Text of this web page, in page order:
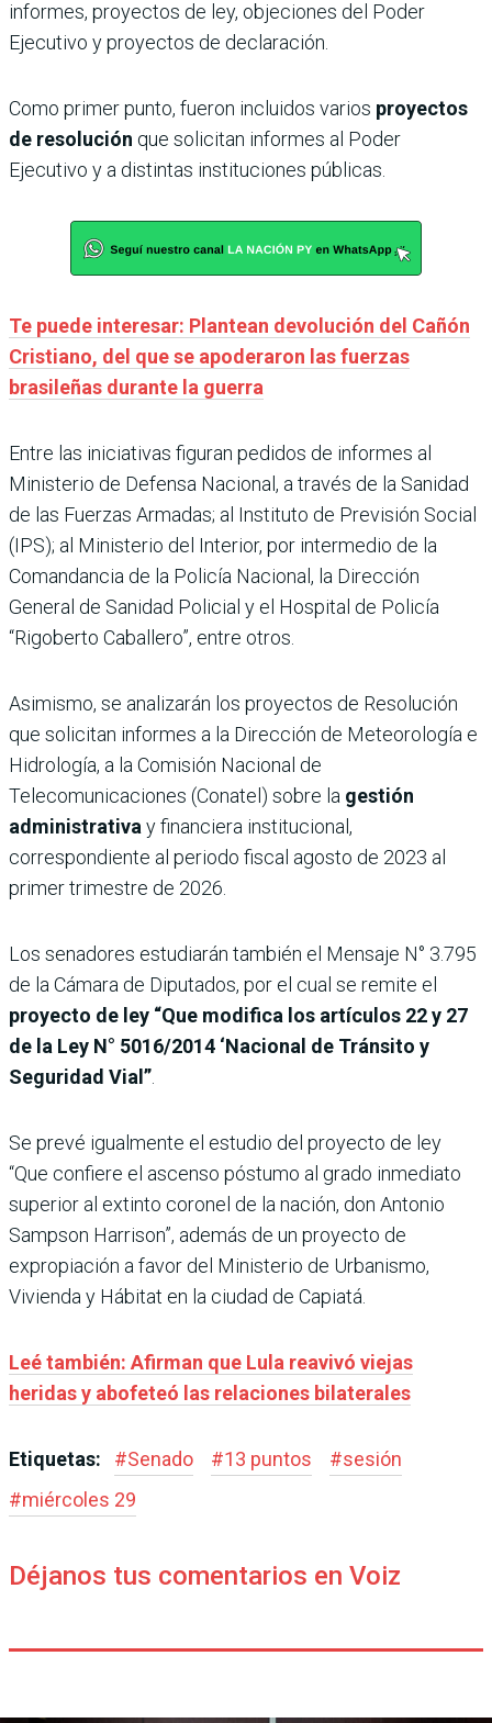
informes, proyectos de ley, objeciones del Poder
Ejecutivo y proyectos de declaración.
Como primer punto, fueron incluidos varios proyectos
de resolución que solicitan informes al Poder
Ejecutivo y a distintas instituciones públicas.
Te puede interesar: Plantean devolución del Cañón
Cristiano, del que se apoderaron las fuerzas
brasileñas durante la guerra
Entre las iniciativas figuran pedidos de informes al
Ministerio de Defensa Nacional, a través de la Sanidad
de las Fuerzas Armadas; al Instituto de Previsión Social
(IPS); al Ministerio del Interior, por intermedio de la
Comandancia de la Policía Nacional, la Dirección
General de Sanidad Policial y el Hospital de Policía
“Rigoberto Caballero”, entre otros.
Asimismo, se analizarán los proyectos de Resolución
que solicitan informes a la Dirección de Meteorología e
Hidrología, a la Comisión Nacional de
Telecomunicaciones (Conatel) sobre la gestión
administrativa y financiera institucional,
correspondiente al periodo fiscal agosto de 2023 al
primer trimestre de 2026.
Los senadores estudiarán también el Mensaje N° 3.795
de la Cámara de Diputados, por el cual se remite el
proyecto de ley “Que modifica los artículos 22 y 27
de la Ley N° 5016/2014 ‘Nacional de Tránsito y
Seguridad Vial”
Se prevé igualmente el estudio del proyecto de ley
“Que confiere el ascenso póstumo al grado inmediato
superior al extinto coronel de la nación, don Antonio
Sampson Harrison”, además de un proyecto de
expropiación a favor del Ministerio de Urbanismo,
Vivienda y Hábitat en la ciudad de Capiatá.
Leé también: Afirman que Lula reavivó viejas
heridas y abofeteó las relaciones bilaterales
Etiquetas: #Senado #13 puntos #sesión
#miércoles 29
Déjanos tus comentarios en Voiz